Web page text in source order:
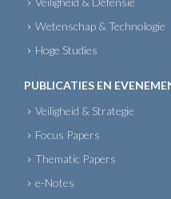
Wetenschap & Technologie
Hoge Studies
PUBLICATIES EN
Veiligheid & Strategie
Focus Papers
Thematic Papers
e-Notes